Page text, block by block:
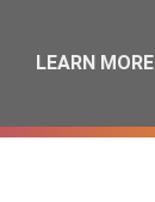
LEARN MORE